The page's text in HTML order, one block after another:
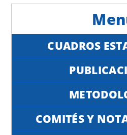
CUADROS
COMITÉS Y